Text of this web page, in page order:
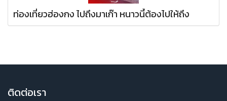
ท่องเที่ยวฮ่องกง ไปถึงมาเก๊า หนาวนี้ต้องไปให้ถึง
ติดต่อเรา